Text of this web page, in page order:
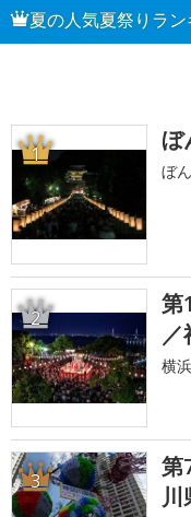
夏の人気夏祭りラン
1 ぼ
ぼ
2
第
横
3
第
川